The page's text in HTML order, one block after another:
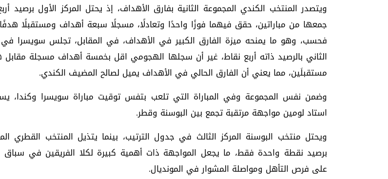
ويتصدر المنتخب الكندي المجموعة الثانية بفارق الأهداف، إذ يحتل المركز الأول برصيد
جمعها من مباراتين، حقق فيهما فوزًا واحدًا وتعادلًا، مسجلًا سبعة أهداف ومستقبلًا
فحسب، وهو ما يمنحه ميزة الفارق الكبير في الأهداف، في المقابل، تجلس سويسرا في
الثاني بالرصيد ذاته أربع نقاط، غير أن سجلها الهجومي اقل بخمسة أهداف مسجلة
مستقبلَين، مما يعني أن الفارق الحالي في الأهداف يميل لصالح المضيف الكندي.
وضمن نفس المجموعة وفي المباراة التي تلعب بتفس توقيت مباراة سويسرا وكندا،
استاد لومين مواجهة مرتقبة تجمع بين البوسنة وقطر.
ويحتل منتخب البوسنة المركز الثالث في جدول الترتيب، بينما يتذيل المنتخب القطري
برصيد نقطة واحدة فقط، ما يجعل المواجهة ذات أهمية كبيرة لكلا الفريقين في سباق
على فرص التأهل ومواصلة المشوار في المونديال.